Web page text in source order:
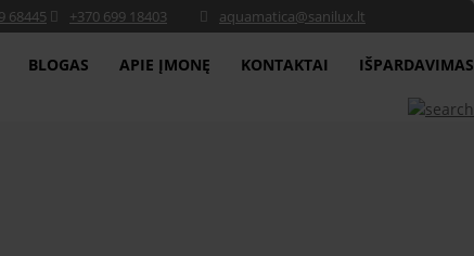
aquamatica@sanilux.lt
68445 +370 699 18403
BLOGAS APIE ĮMONĘ KONTAKTAI IŠPARDAVIMAS